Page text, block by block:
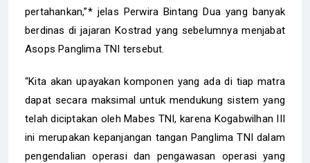
pertahankan,”* jelas Perwira Bintang Dua yang banyak
berdinas di jajaran Kostrad yang sebelumnya menjabat
Asops Panglima TNI tersebut.
“Kita akan upayakan komponen yang ada di tiap matra
dapat secara maksimal untuk mendukung sistem yang
telah diciptakan oleh Mabes TNI, karena Kogabwilhan III
ini merupakan kepanjangan tangan Panglima TNI dalam
pengendalian operasi dan pengawasan operasi yang